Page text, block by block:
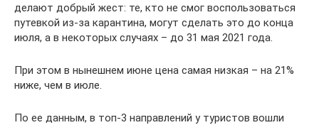
делают добрый жест: те, кто не смог воспользоваться
путевкой из-за карантина, могут сделать это до конца
июля, а в некоторых случаях – до 31 мая 2021 года.
При этом в нынешнем июне цена самая низкая – на 21%
ниже, чем в июле.
По ее данным, в топ-3 направлений у туристов вошли